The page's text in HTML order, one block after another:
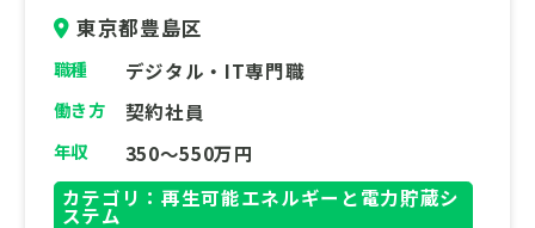
再生可能エネルギーに関連する政策に気象、
海象技術者として関与することで、実践的な
技術力が身に付くだけでなく、この分野の気
象、海象技術者のトップランナーとして活躍
できる職場です。
東京都豊島区
職種 デジタル・IT専門職
働き方 契約社員
年収
350～550万円
カテゴリ：再生可能エネルギーと電力貯蔵シ
ステム